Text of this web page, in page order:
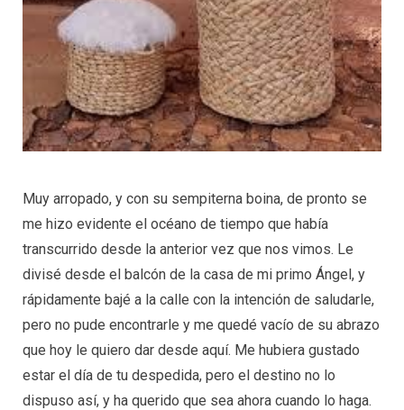
Muy arropado, y con su sempiterna boina, de pronto se
me hizo evidente el océano de tiempo que había
transcurrido desde la anterior vez que nos vimos. Le
divisé desde el balcón de la casa de mi primo Ángel, y
rápidamente bajé a la calle con la intención de saludarle,
pero no pude encontrarle y me quedé vacío de su abrazo
que hoy le quiero dar desde aquí. Me hubiera gustado
estar el día de tu despedida, pero el destino no lo
dispuso así, y ha querido que sea ahora cuando lo haga.